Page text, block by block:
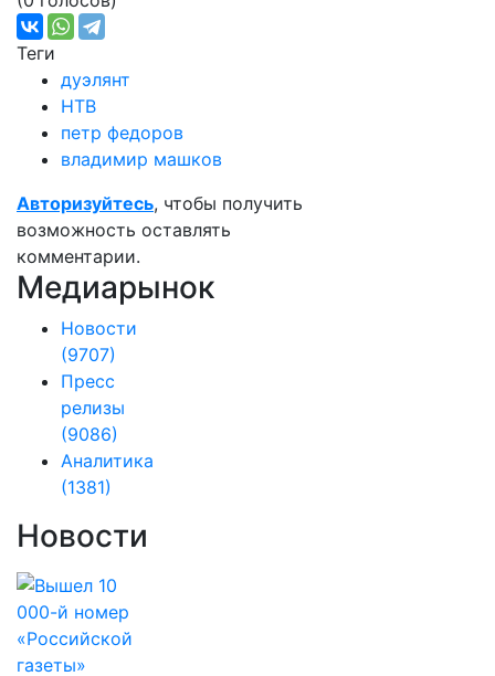
Теги
дуэлянт
НТВ
петр федоров
владимир машков
Авторизуйтесь, чтобы получить
возможность оставлять
комментарии.
Медиарынок
Новости
(9707)
Пресс
релизы
(9086)
Аналитика
(1381)
Новости